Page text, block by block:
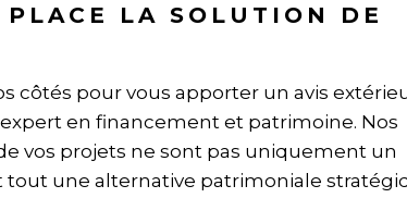
LA SOLUTION DE
côtés pour vous apporter un avis
en financement et patrimoine. Nos
vos projets ne sont pas uniquement un
tout une alternative patrimoniale